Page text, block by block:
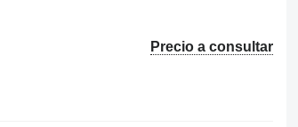
Precio a consultar